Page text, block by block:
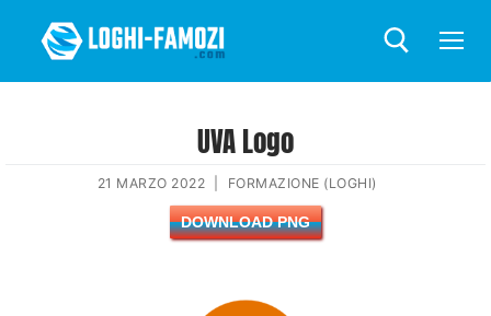
UVA Logo
21 MARZO 2022 FORMAZIONE (LOGHI)
DOWNLOAD PNG